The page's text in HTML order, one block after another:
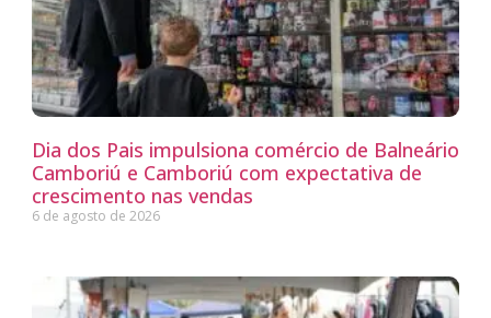
Dia dos Pais impulsiona comércio de Balneário
Camboriú e Camboriú com expectativa de
crescimento nas vendas
6 de agosto de 2026